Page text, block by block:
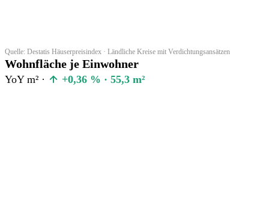
Quelle: Destatis Häuserpreisindex · Ländliche Kreise mit Verdichtungsansätzen
Wohnfläche je Einwohner
YoY m² · +0,36 % · 55,3 m²